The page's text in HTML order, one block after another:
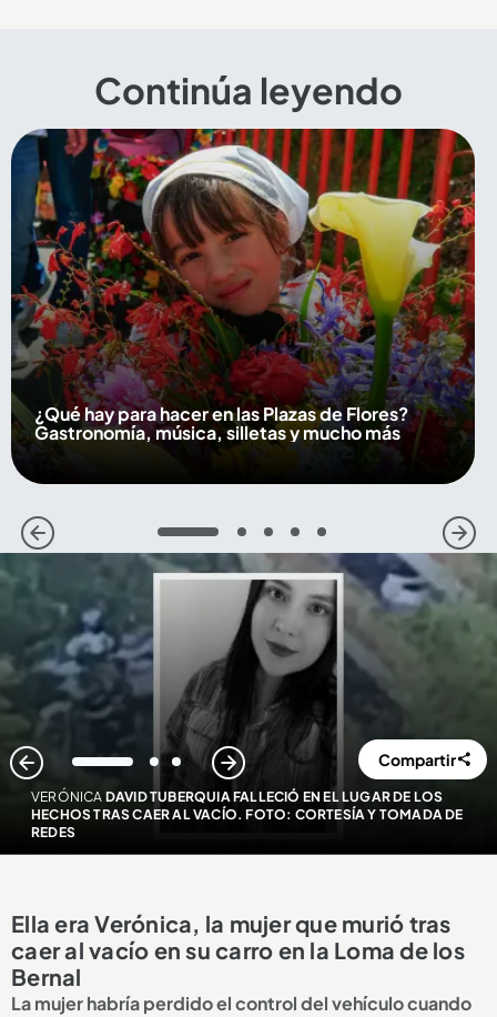
Continúa leyendo
¿Qué hay para hacer en las Plazas de Flores?
Gastronomía, música, silletas y mucho más
1 2 3 4 5
VERÓNICA DAVID TUBERQUIA FALLECIÓ EN EL LUGAR DE LOS
HECHOS TRAS CAER AL VACÍO. FOTO: CORTESÍA Y TOMADA DE
REDES
1 2 3 Compartir
Ella era Verónica, la mujer que murió tras
caer al vacío en su carro en la Loma de los
Bernal
La mujer habría perdido el control del vehículo cuando